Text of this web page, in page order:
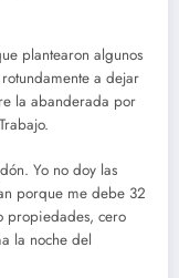
plantearon algunos
a dejar
la abanderada por
Yo no doy las
porque me debe 32
propiedades, cero
la noche del